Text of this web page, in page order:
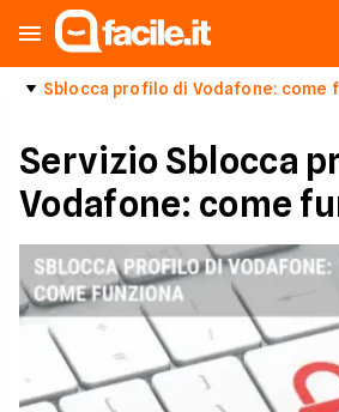
Sblocca profilo di Vodafone: come
Servizio Sblocca
Vodafone: come